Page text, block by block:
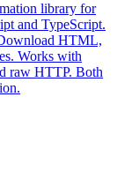
library for
and TypeScript.
HTML,
Works with
raw HTTP. Both